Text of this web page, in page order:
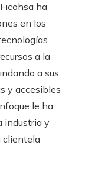
ha
en los
a la
a sus
y accesibles
le ha
industria y
clientela